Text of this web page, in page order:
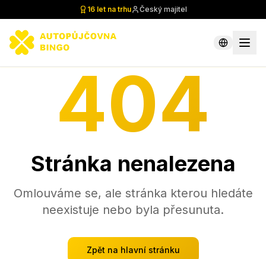
16 let na trhu Český majitel
404
Stránka nenalezena
Omlouváme se, ale stránka kterou hledáte
neexistuje nebo byla přesunuta.
Zpět na hlavní stránku